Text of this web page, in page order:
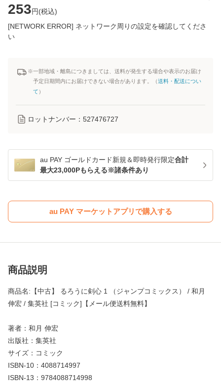
253円(税込)
[NETWORK ERROR] ネットワーク周りの設定を確認してくださ
い
※一部地域・離島につきましては、送料が発生する場合や表示のお届け
予定日期間内にお届けできない場合があります。（送料・配送につい
て ）
ロットナンバー： 527476727
au PAY ゴールドカード新規＆即時発行限定合計
最大23,000Pもらえる※諸条件あり
au PAY マーケットアプリで購入する
商品説明
商品名:【中古】 るろうに剣心 1 （ジャンプコミックス） / 和月
伸宏 / 集英社 [コミック]【メール便送料無料】
著者：和月 伸宏
出版社：集英社
サイズ：コミック
ISBN-10：4088714997
ISBN-13：9784088714998